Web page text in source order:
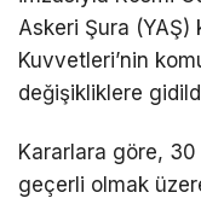
Askeri Şura (YAŞ)
Kuvvetleri’nin
değişikliklere
Kararlara göre,
geçerli olmak